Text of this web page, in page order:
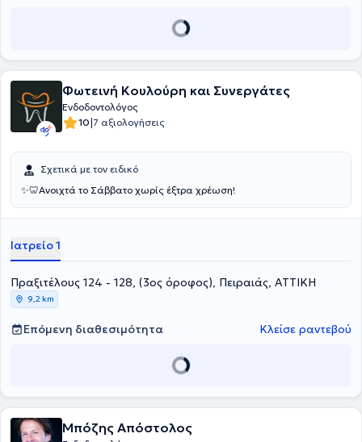
Φωτεινή Κουλούρη και Συνεργάτες
Ενδοδοντολόγος
10|7 αξιολογήσεις
Σχετικά με τον ειδικό
✨️🦷Ανοιχτά το Σάββατο χωρίς έξτρα χρέωση!
Ιατρείο 1
Πραξιτέλους 124 - 128, (3ος όροφος), Πειραιάς, ΑΤΤΙΚΗ
9,2 km
Επόμενη διαθεσιμότητα Κλείσε ραντεβού
Μπόζης Απόστολος